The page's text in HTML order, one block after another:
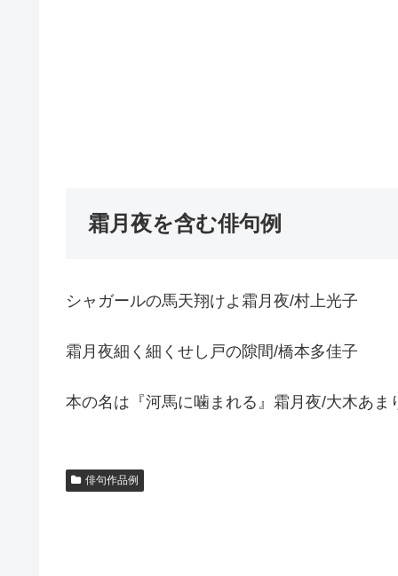
霜月夜を含む俳句例
シャガールの馬天翔けよ霜月夜/村上光子
霜月夜細く細くせし戸の隙間/橋本多佳子
本の名は『河馬に噛まれる』霜月夜/大木あま
俳句作品例